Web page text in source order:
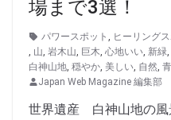
場まで3選！
パワースポット ヒーリング
山 岩木山 巨木 心地いい 新緑
白神山地 穏やか 美しい 自然
Japan Web Magazine 編集部
世界遺産 白神山地の風